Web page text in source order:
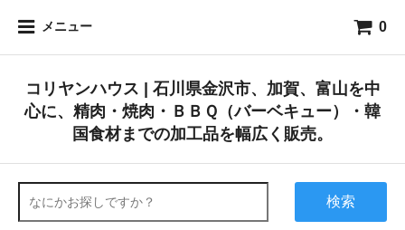
メニュー 0
コリヤンハウス | 石川県金沢市、加賀、富山を中
心に、精肉・焼肉・ＢＢＱ（バーベキュー）・韓
国食材までの加工品を幅広く販売。
検索